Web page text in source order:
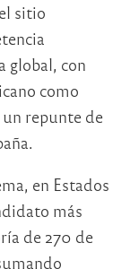
sitio
global, con
como
repunte de
en Estados
más
de 270 de